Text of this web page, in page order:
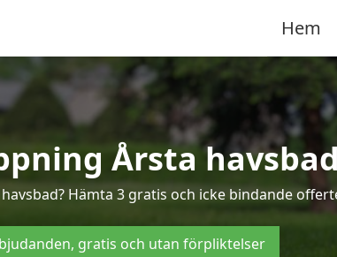
Hem
Årsta havsbad
Hämta 3 gratis och icke bindande
gratis och utan förpliktelser